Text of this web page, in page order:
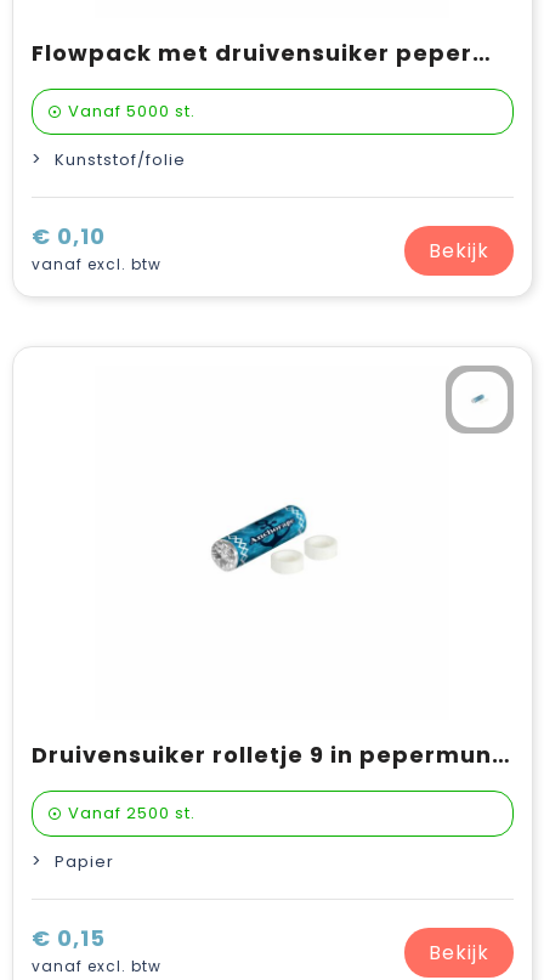
Flowpack met druivensuiker pepermunt
Vanaf 5000 st.
Kunststof/folie
€ 0,10
vanaf excl. btw Bekijk
Druivensuiker rolletje 9 in pepermuntsmaak
Vanaf 2500 st.
Papier
€ 0,15
vanaf excl. btw Bekijk